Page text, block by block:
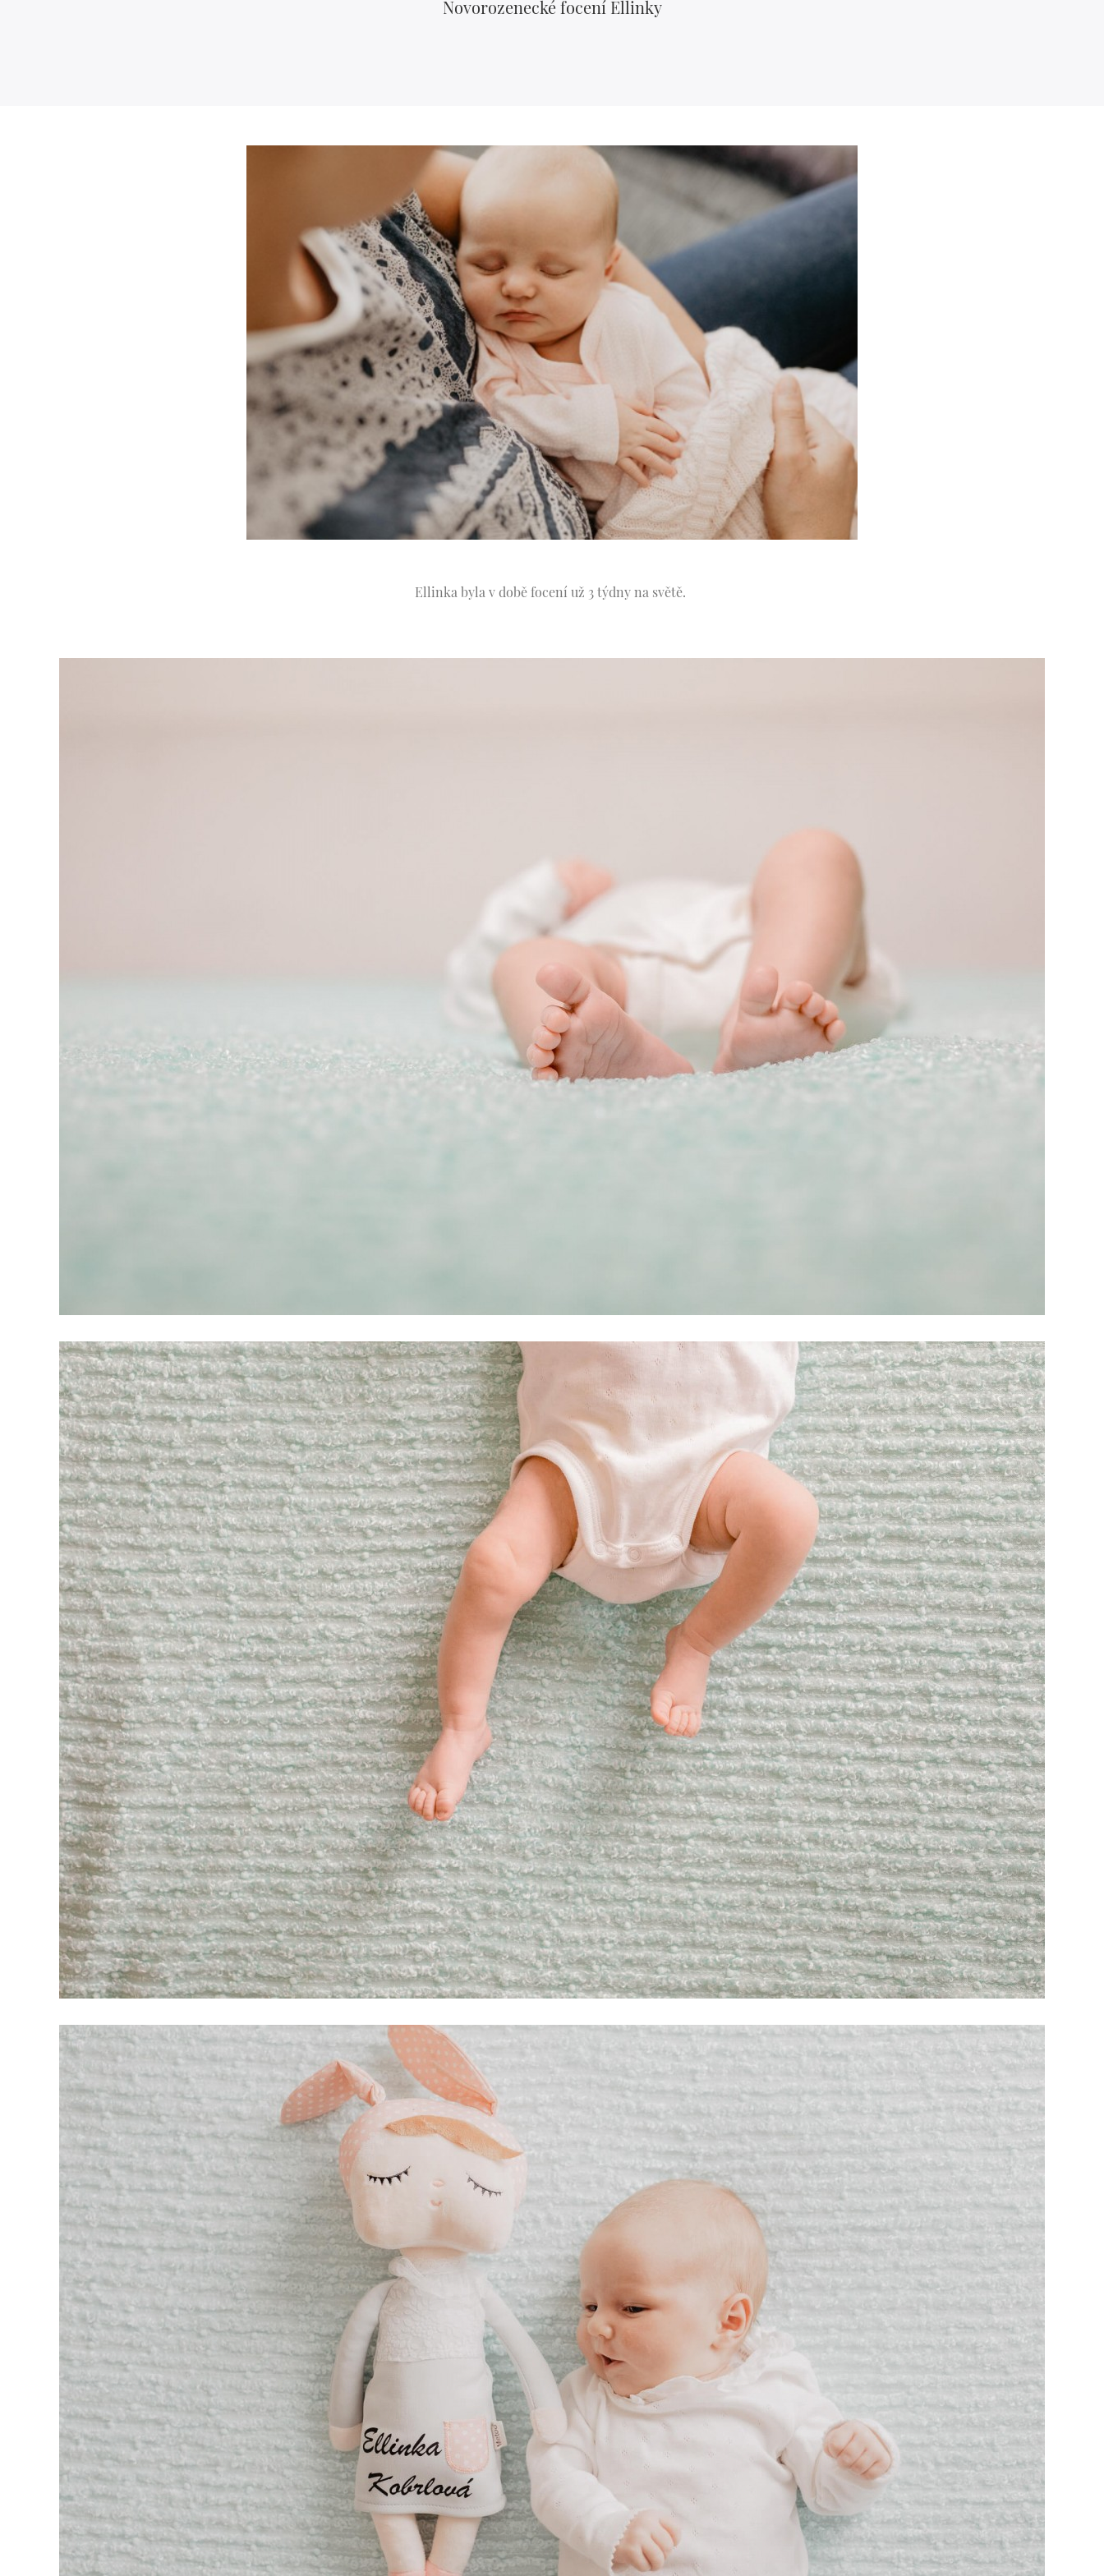
Novorozenecké focení Ellinky
Ellinka byla v době focení už 3 týdny na světě.